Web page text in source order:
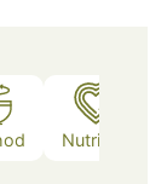
Nutrition